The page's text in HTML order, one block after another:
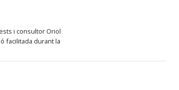
i consultor Oriol
facilitada durant la